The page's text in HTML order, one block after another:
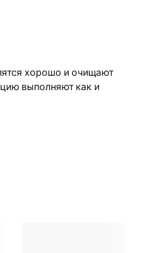
хорошо и очищают
выполняют как и